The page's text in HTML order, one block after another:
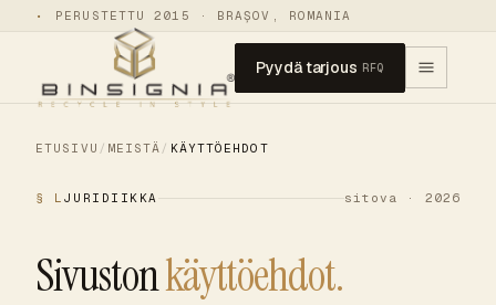
• PERUSTETTU 2015 · BRAȘOV, ROMANIA
Pyydä tarjous RFQ
ETUSIVU / MEISTÄ / KÄYTTÖEHDOT
§ L JURIDIIKKA sitova · 2026
Sivustonkäyttöehdot.